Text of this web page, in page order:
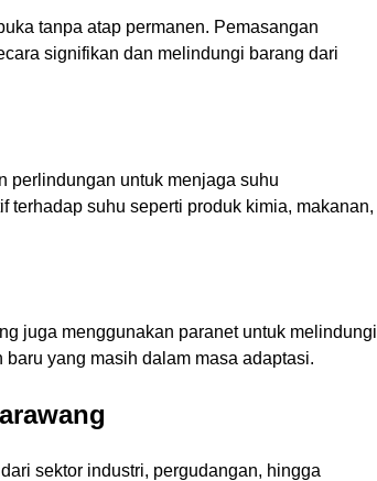
tanpa atap permanen. Pemasangan
signifikan dan melindungi barang dari
perlindungan untuk menjaga suhu
terhadap suhu seperti produk kimia, makanan,
juga menggunakan paranet untuk melindungi
yang masih dalam masa adaptasi.
sektor industri, pergudangan, hingga